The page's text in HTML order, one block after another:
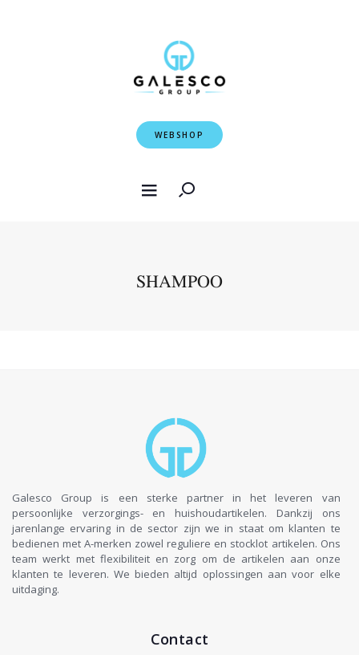
WEBSHOP
SHAMPOO
Galesco Group is een sterke partner in het leveren van
persoonlijke verzorgings- en huishoudartikelen. Dankzij ons
jarenlange ervaring in de sector zijn we in staat om klanten te
bedienen met A-merken zowel reguliere en stocklot artikelen. Ons
team werkt met flexibiliteit en zorg om de artikelen aan onze
klanten te leveren. We bieden altijd oplossingen aan voor elke
uitdaging.
Contact